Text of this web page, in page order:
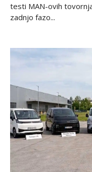
testi MAN-ovih
zadnjo fazo...